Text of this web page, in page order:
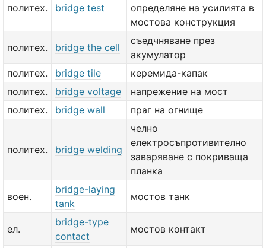
политех. bridge test
определяне на усилията в
мостова конструкция
политех. bridge the cell
съедчняване през
акумулатор
политех.
bridge tile
керемида-капак
политех.
bridge voltage
напрежение на мост
политех.
bridge wall праг на огнище
политех. bridge welding
челно
електросъпротивително
заваряване с покриваща
планка
воен.
bridge-laying
tank
мостов танк
ел.
bridge-type
contact
мостов контакт